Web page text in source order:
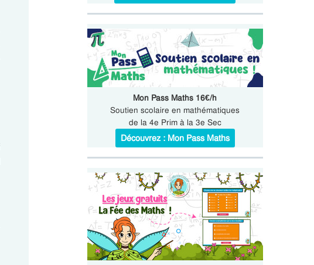
Mon Pass Maths 16€/h
Soutien scolaire en mathématiques
de la 4e Prim à la 3e Sec
Découvrez : Mon Pass Maths